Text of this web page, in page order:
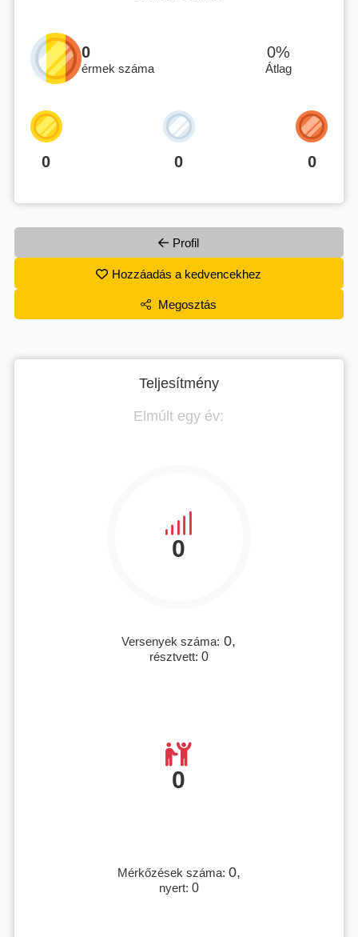
0
érmek száma
0%
Átlag
0 0 0
Profil
Hozzáadás a kedvencekhez
Megosztás
Teljesítmény
Elmúlt egy év:
0
Versenyek száma: 0,
résztvett: 0
0
Mérkőzések száma: 0,
nyert: 0